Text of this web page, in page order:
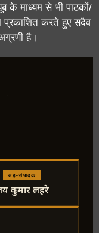
के माध्यम से भी पाठकों/
प्रकाशित करते हुए सदैव
है।
·
सह-संपादक
कुमार लहरे